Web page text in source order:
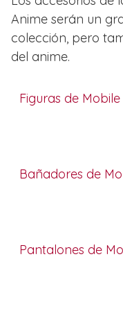
Anime serán un
colección, pero
del anime.
Figuras de
Bañadores de
Pantalones de